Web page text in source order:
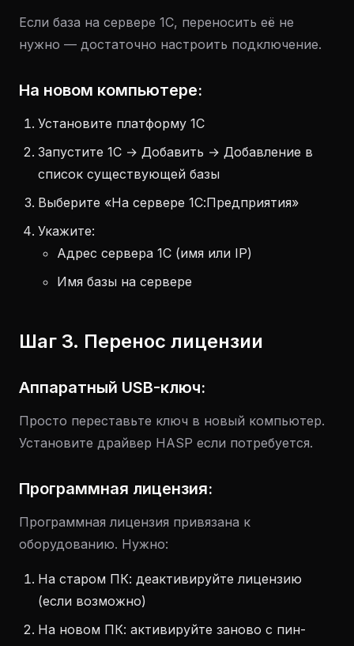
Если база на сервере 1С, переносить её не
нужно — достаточно настроить подключение.
На новом компьютере:
Установите платформу 1С
Запустите 1С → Добавить → Добавление в
список существующей базы
Выберите «На сервере 1С:Предприятия»
Укажите:
Адрес сервера 1С (имя или IP)
Имя базы на сервере
Шаг 3. Перенос лицензии
Аппаратный USB-ключ:
Просто переставьте ключ в новый компьютер.
Установите драйвер HASP если потребуется.
Программная лицензия:
Программная лицензия привязана к
оборудованию. Нужно:
На старом ПК: деактивируйте лицензию
(если возможно)
На новом ПК: активируйте заново с пин-